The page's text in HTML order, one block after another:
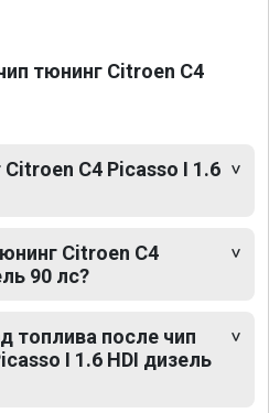
тюнинг Citroen C4
C4 Picasso I 1.6
Citroen C4
90 лс?
топлива после чип
I 1.6 HDI дизель